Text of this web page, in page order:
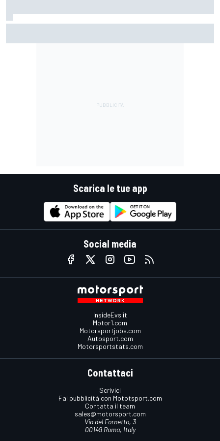
Scarica le tue app
Social media
InsideEvs.it
Motor1.com
Motorsportjobs.com
Autosport.com
Motorsportstats.com
Contattaci
Scrivici
Fai pubblicità con Mototsport.com
Contatta il team
sales@motorsport.com
Via del Fornetto, 3
00149 Roma, Italy